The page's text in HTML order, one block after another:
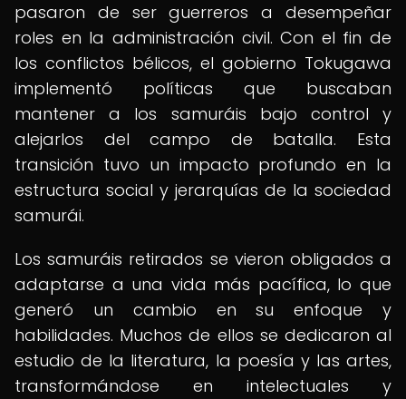
pasaron de ser guerreros a desempeñar
roles en la administración civil. Con el fin de
los conflictos bélicos, el gobierno Tokugawa
implementó políticas que buscaban
mantener a los samuráis bajo control y
alejarlos del campo de batalla. Esta
transición tuvo un impacto profundo en la
estructura social y jerarquías de la sociedad
samurái.
Los samuráis retirados se vieron obligados a
adaptarse a una vida más pacífica, lo que
generó un cambio en su enfoque y
habilidades. Muchos de ellos se dedicaron al
estudio de la literatura, la poesía y las artes,
transformándose en intelectuales y